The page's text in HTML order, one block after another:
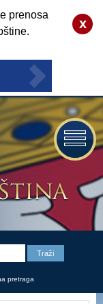
x
prenosa
pretraga